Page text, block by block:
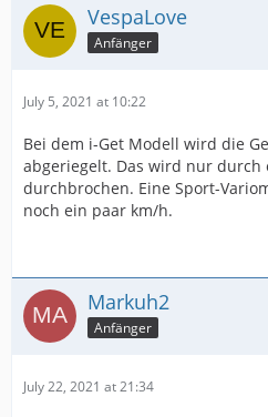
VespaLove
Anfänger
July 5, 2021 at 10:22
Bei dem i-Get Modell wird die
abgeriegelt. Das wird nur durch
durchbrochen. Eine Sport-
noch ein paar km/h.
Markuh2
Anfänger
July 22, 2021 at 21:34